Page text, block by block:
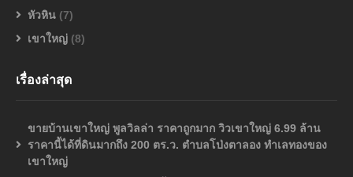
หัวหิน (7)
เขาใหญ่ (8)
เรื่องล่าสุด
ขายบ้านเขาใหญ่ พูลวิลล่า ราคาถูกมาก วิวเขาใหญ่ 6.99 ล้าน
ราคานี้ได้ที่ดินมากถึง 200 ตร.ว. ตำบลโป่งตาลอง ทำเลทองของ
เขาใหญ่